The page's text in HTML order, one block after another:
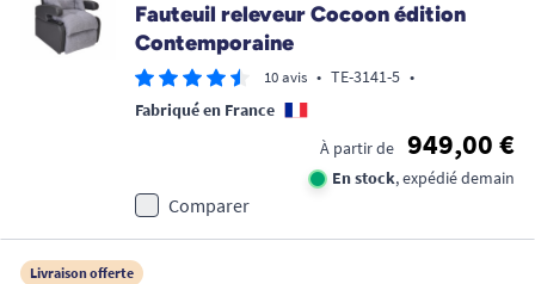
Fauteuil releveur Cocoon édition
Contemporaine
10 avis • TE-3141-5 •
Fabriqué en France
À partir de
949,00 €
En stock, expédié demain
Comparer
Livraison offerte